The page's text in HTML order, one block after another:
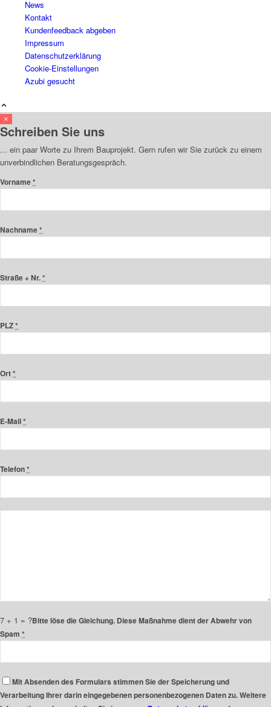
News
Kontakt
Kundenfeedback abgeben
Impressum
Datenschutzerklärung
Cookie-Einstellungen
Azubi gesucht
×
Schreiben Sie uns
... ein paar Worte zu Ihrem Bauprojekt. Gern rufen wir Sie zurück zu einem
unverbindlichen Beratungsgespräch.
Vorname*
Nachname*
Straße + Nr.*
PLZ*
Ort*
E-Mail*
Telefon*
7 + 1 = ?Bitte löse die Gleichung. Diese Maßnahme dient der Abwehr von
Spam *
Mit Absenden des Formulars stimmen Sie der Speicherung und
Verarbeitung Ihrer darin eingegebenen personenbezogenen Daten zu. Weitere